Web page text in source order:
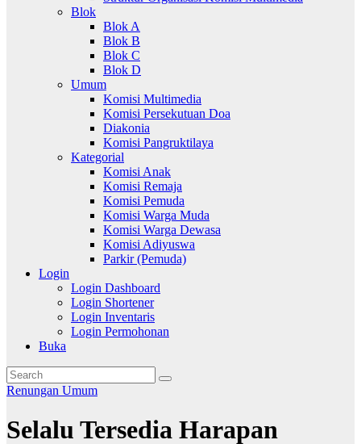
Blok
Blok A
Blok B
Blok C
Blok D
Umum
Komisi Multimedia
Komisi Persekutuan Doa
Diakonia
Komisi Pangruktilaya
Kategorial
Komisi Anak
Komisi Remaja
Komisi Pemuda
Komisi Warga Muda
Komisi Warga Dewasa
Komisi Adiyuswa
Parkir (Pemuda)
Login
Login Dashboard
Login Shortener
Login Inventaris
Login Permohonan
Buka
Renungan Umum
Selalu Tersedia Harapan